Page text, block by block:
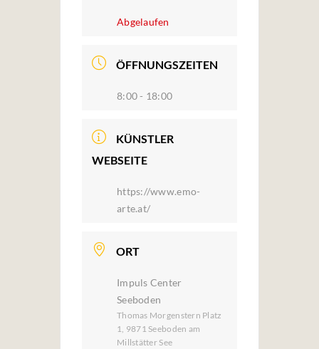
Abgelaufen
ÖFFNUNGSZEITEN
8:00 - 18:00
KÜNSTLER
WEBSEITE
https://www.emo-
arte.at/
ORT
Impuls Center
Seeboden
Thomas Morgenstern Platz
1, 9871 Seeboden am
Millstätter See